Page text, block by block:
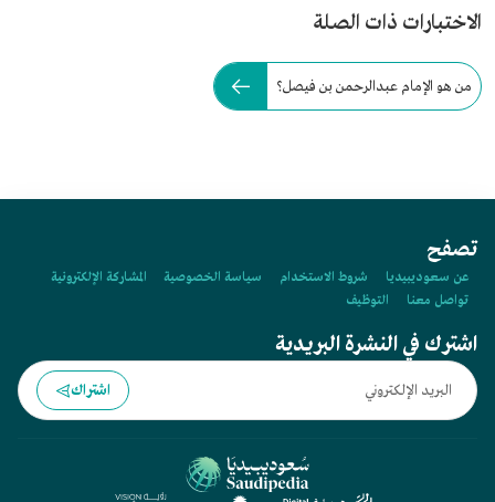
الاختبارات ذات الصلة
من هو الإمام عبدالرحمن بن فيصل؟
تصفح
عن سعوديبيديا شروط الاستخدام سياسة الخصوصية
المشاركة الإلكترونية
تواصل معنا
التوظيف
اشترك في النشرة البريدية
اشتراك